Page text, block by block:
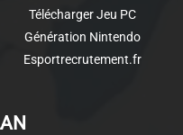
Télécharger Jeu PC
Génération Nintendo
Esportrecrutement.fr